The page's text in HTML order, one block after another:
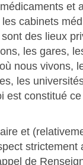
et
cabinets
des lieux
les gares,
nous vivons,
les
est constitué ce
et
strictement
de